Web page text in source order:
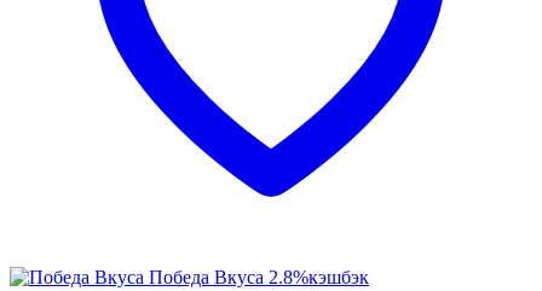
Победа Вкуса 2.8%кэшбэк